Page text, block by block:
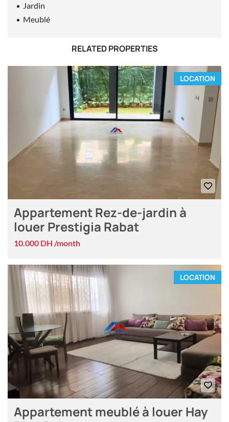
Jardin
Meublé
RELATED PROPERTIES
LOCATION
Appartement Rez-de-jardin à
louer Prestigia Rabat
10.000 DH /month
LOCATION
Appartement meublé à louer Hay